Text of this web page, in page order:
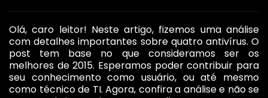
Olá, caro leitor! Neste artigo, fizemos uma análise
com detalhes importantes sobre quatro antivírus. O
post tem base no que consideramos ser os
melhores de 2015. Esperamos poder contribuir para
seu conhecimento como usuário, ou até mesmo
como técnico de TI. Agora, confira a análise e não se